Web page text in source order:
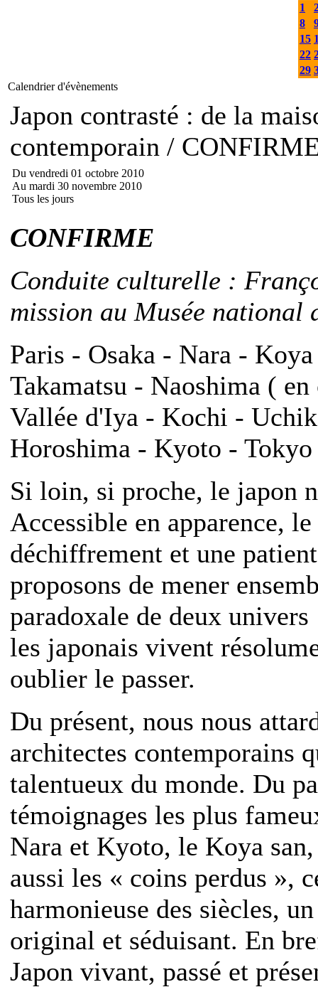
1
8
15
22
29
Calendrier d'évènements
Japon contrasté : de la
contemporain /
Du vendredi 01 octobre 2010
Au mardi 30 novembre 2010
Tous les jours
CONFIRME
Conduite culturelle :
mission au Musée national
Paris - Osaka - Nara -
Takamatsu - Naoshima (
Vallée d'Iya - Kochi -
Horoshima - Kyoto -
Si loin, si proche, le japon
Accessible en apparence,
déchiffrement et une
proposons de mener
paradoxale de deux
les japonais vivent
oublier le passer.
Du présent, nous nous
architectes contemporains
talentueux du monde. Du
témoignages les plus
Nara et Kyoto, le Koya
aussi les « coins perdus »,
harmonieuse des siècles,
original et séduisant. En
Japon vivant, passé et